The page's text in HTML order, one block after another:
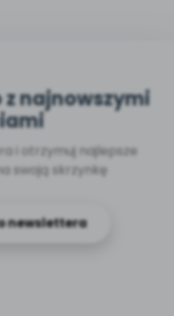
z najnowszymi
i otrzymuj najlepsze
swoją skrzynkę
newslettera